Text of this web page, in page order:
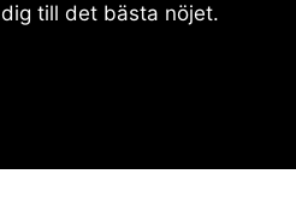
dig till det bästa nöjet.